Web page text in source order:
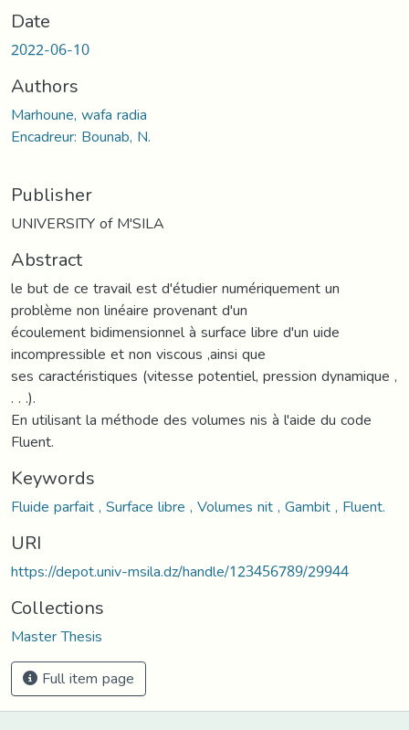
Date
2022-06-10
Authors
Marhoune, wafa radia
Encadreur: Bounab, N.
Publisher
UNIVERSITY of M'SILA
Abstract
le but de ce travail est d'étudier numériquement un
problème non linéaire provenant d'un
écoulement bidimensionnel à surface libre d'un uide
incompressible et non viscous ,ainsi que
ses caractéristiques (vitesse potentiel, pression dynamique ,
. . .).
En utilisant la méthode des volumes nis à l'aide du code
Fluent.
Keywords
Fluide parfait , Surface libre , Volumes nit , Gambit , Fluent.
URI
https://depot.univ-msila.dz/handle/123456789/29944
Collections
Master Thesis
Full item page